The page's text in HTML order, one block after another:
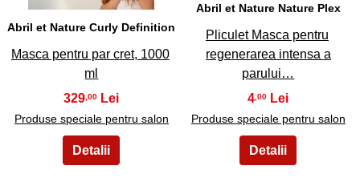
Abril et Nature Curly Definition
Masca pentru par cret, 1000
ml
329 ,00
Produse speciale pentru salon
Abril et Nature Nature Plex
Pliculet Masca pentru
regenerarea intensa a
parului…
4 ,00
Produse speciale pentru salon